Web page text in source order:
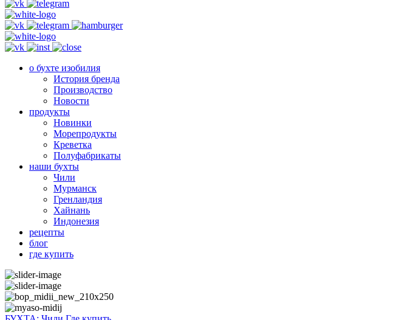
о бухте изобилия
История бренда
Производство
Новости
продукты
Новинки
Морепродукты
Креветка
Полуфабрикаты
наши бухты
Чили
Мурманск
Гренландия
Хайнань
Индонезия
рецепты
блог
где купить